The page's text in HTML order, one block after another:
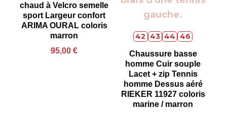
chaud à Velcro semelle
sport Largeur confort
ARIMA OURAL coloris
marron
95,00 €
42 43 44 46
Chaussure basse
homme Cuir souple
Lacet + zip Tennis
homme Dessus aéré
RIEKER 11927 coloris
marine / marron